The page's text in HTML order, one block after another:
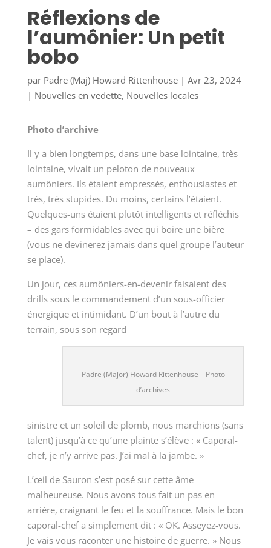
Réflexions de
l’aumônier: Un petit
bobo
par Padre (Maj) Howard Rittenhouse| Avr 23, 2024
| Nouvelles en vedette, Nouvelles locales
Photo d’archive
Il y a bien longtemps, dans une base lointaine, très
lointaine, vivait un peloton de nouveaux
aumôniers. Ils étaient empressés, enthousiastes et
très, très stupides. Du moins, certains l’étaient.
Quelques-uns étaient plutôt intelligents et réfléchis
– des gars formidables avec qui boire une bière
(vous ne devinerez jamais dans quel groupe l’auteur
se place).
Un jour, ces aumôniers-en-devenir faisaient des
drills sous le commandement d’un sous-officier
énergique et intimidant. D’un bout à l’autre du
terrain, sous son regard
Padre (Major) Howard Rittenhouse – Photo
d’archives
sinistre et un soleil de plomb, nous marchions (sans
talent) jusqu’à ce qu’une plainte s’élève : « Caporal-
chef, je n’y arrive pas. J’ai mal à la jambe. »
L’œil de Sauron s’est posé sur cette âme
malheureuse. Nous avons tous fait un pas en
arrière, craignant le feu et la souffrance. Mais le bon
caporal-chef a simplement dit : « OK. Asseyez-vous.
Je vais vous raconter une histoire de guerre. » Nous